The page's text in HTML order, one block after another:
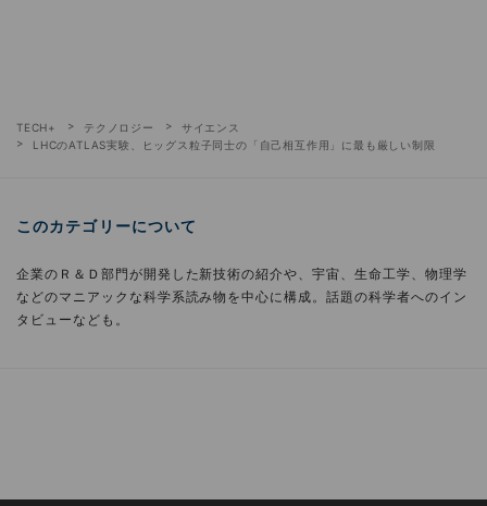
TECH+ テクノロジー
サイエンス
LHCのATLAS実験、ヒッグス粒子同士の「自己相互作用」に最も厳しい制限
このカテゴリーについて
企業のＲ＆Ｄ部門が開発した新技術の紹介や、宇宙、生命工学、物理学
などのマニアックな科学系読み物を中心に構成。話題の科学者へのイン
タビューなども。